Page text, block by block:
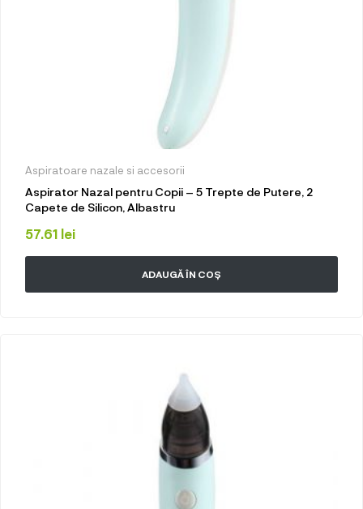
Aspiratoare nazale si accesorii
Aspirator Nazal pentru Copii – 5 Trepte de Putere, 2
Capete de Silicon, Albastru
57.61 lei
ADAUGĂ ÎN COȘ